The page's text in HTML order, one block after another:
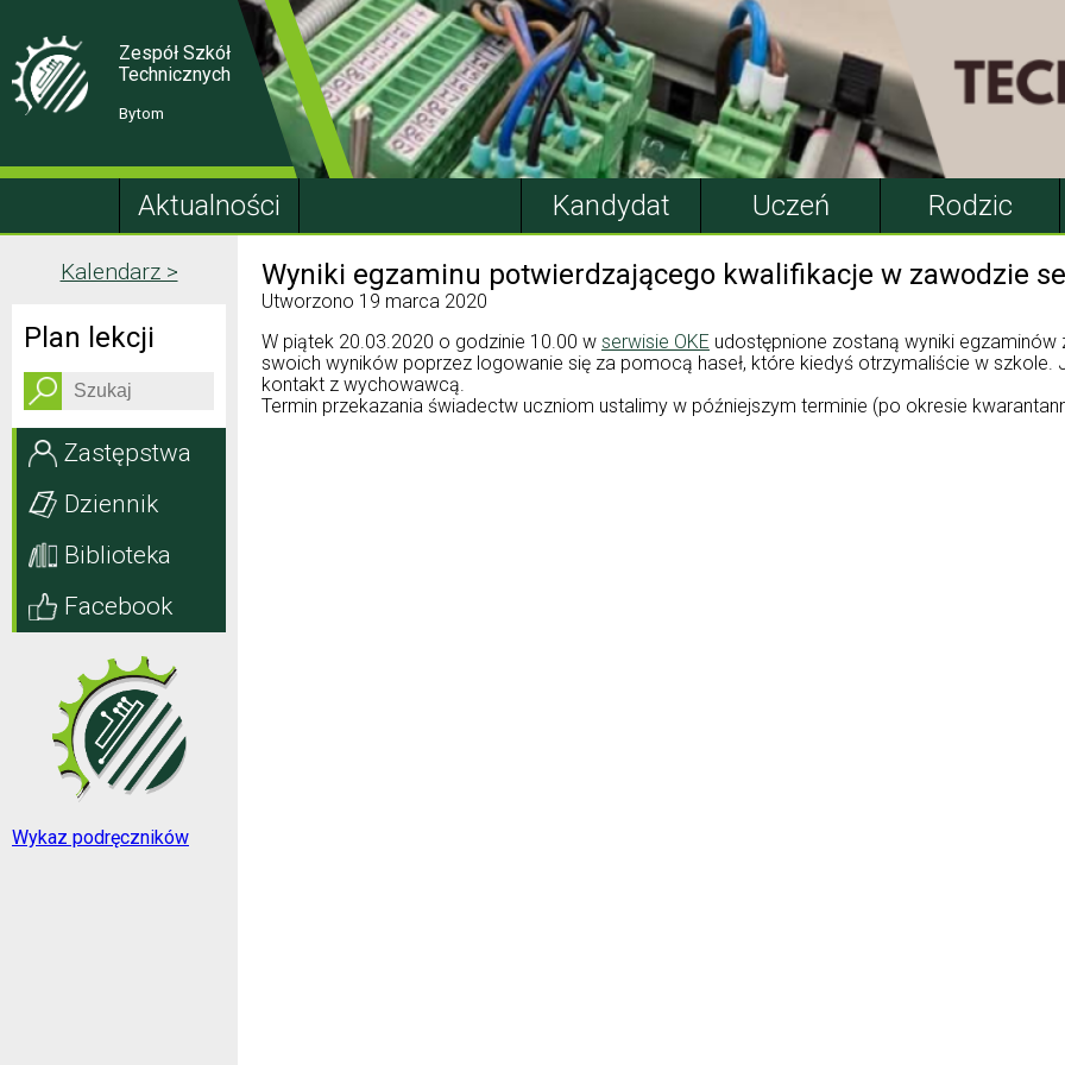
Content
navigation
Zespół Szkół
Technicznych
Bytom
Aktualności Kandydat Uczeń Rodzic
Kalendarz >
Plan lekcji
Zastępstwa
Dziennik
Biblioteka
Facebook
Wykaz podręczników
Wyniki egzaminu potwierdzającego kwalifikacje w zawodzie
Utworzono 19 marca 2020
W piątek 20.03.2020 o godzinie 10.00 w serwisie OKE udostępnione zostaną wyniki
swoich wyników poprzez logowanie się za pomocą haseł, które kiedyś otrzymaliście w szkole.
kontakt z wychowawcą.
Termin przekazania świadectw uczniom ustalimy w późniejszym terminie (po okresie